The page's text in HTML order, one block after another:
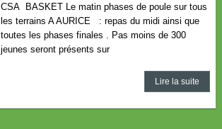
CSA BASKET Le matin phases de poule sur tous
les terrains A AURICE : repas du midi ainsi que
toutes les phases finales . Pas moins de 300
jeunes seront présents sur
Lire la suite